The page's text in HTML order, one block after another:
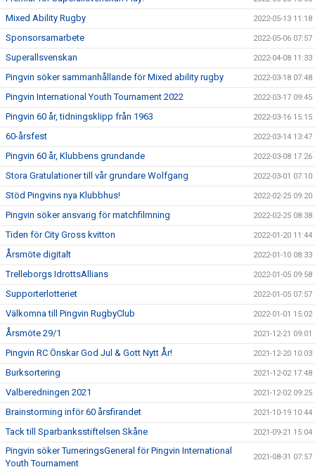
Mixed Ability Rugby 2022-05-13 11:18
Sponsorsamarbete 2022-05-06 07:57
Superallsvenskan 2022-04-08 11:33
Pingvin söker sammanhållande för Mixed ability rugby 2022-03-18 07:48
Pingvin International Youth Tournament 2022 2022-03-17 09:45
Pingvin 60 år, tidningsklipp från 1963 2022-03-16 15:15
60-årsfest 2022-03-14 13:47
Pingvin 60 år, Klubbens grundande 2022-03-08 17:26
Stora Gratulationer till vår grundare Wolfgang 2022-03-01 07:10
Stöd Pingvins nya Klubbhus! 2022-02-25 09:20
Pingvin söker ansvarig för matchfilmning 2022-02-25 08:38
Tiden för City Gross kvitton 2022-01-20 11:44
Årsmöte digitalt 2022-01-10 08:33
Trelleborgs IdrottsAllians 2022-01-05 09:58
Supporterlotteriet 2022-01-05 07:57
Välkomna till Pingvin RugbyClub 2022-01-01 15:02
Årsmöte 29/1 2021-12-21 09:01
Pingvin RC Önskar God Jul & Gott Nytt År! 2021-12-20 10:03
Burksortering 2021-12-02 17:48
Valberedningen 2021 2021-12-02 09:25
Brainstorming inför 60 årsfirandet 2021-10-19 10:44
Tack till Sparbanksstiftelsen Skåne 2021-09-21 15:04
Pingvin söker TurneringsGeneral för Pingvin International
Youth Tournament
2021-08-31 07:57